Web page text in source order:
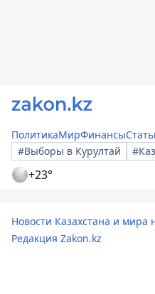
ПолитикаМирФинансы
#Выборы в Курултай
+23°
Новости Казахстана и мира
Редакция Zakon.kz